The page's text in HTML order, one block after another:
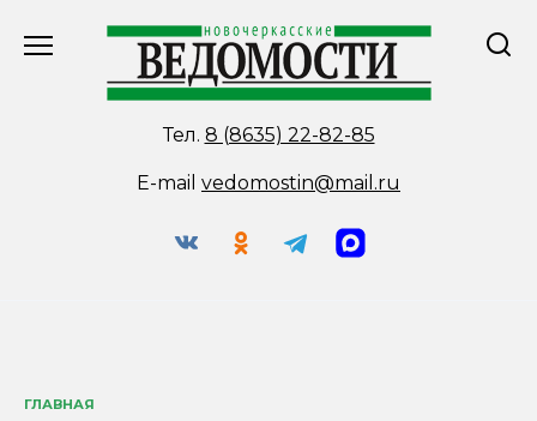
Тел. 8 (8635) 22-82-85
E-mail vedomostin@mail.ru
ГЛАВНАЯ